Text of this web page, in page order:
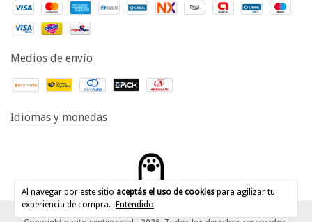
Al navegar por este sitio aceptás el uso de cookies para agilizar tu
experiencia de compra.
Entendido
Medios de envío
Idiomas y monedas